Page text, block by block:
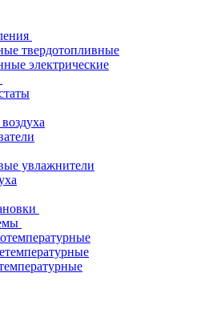
твердотопливные
электрические
увлажнители